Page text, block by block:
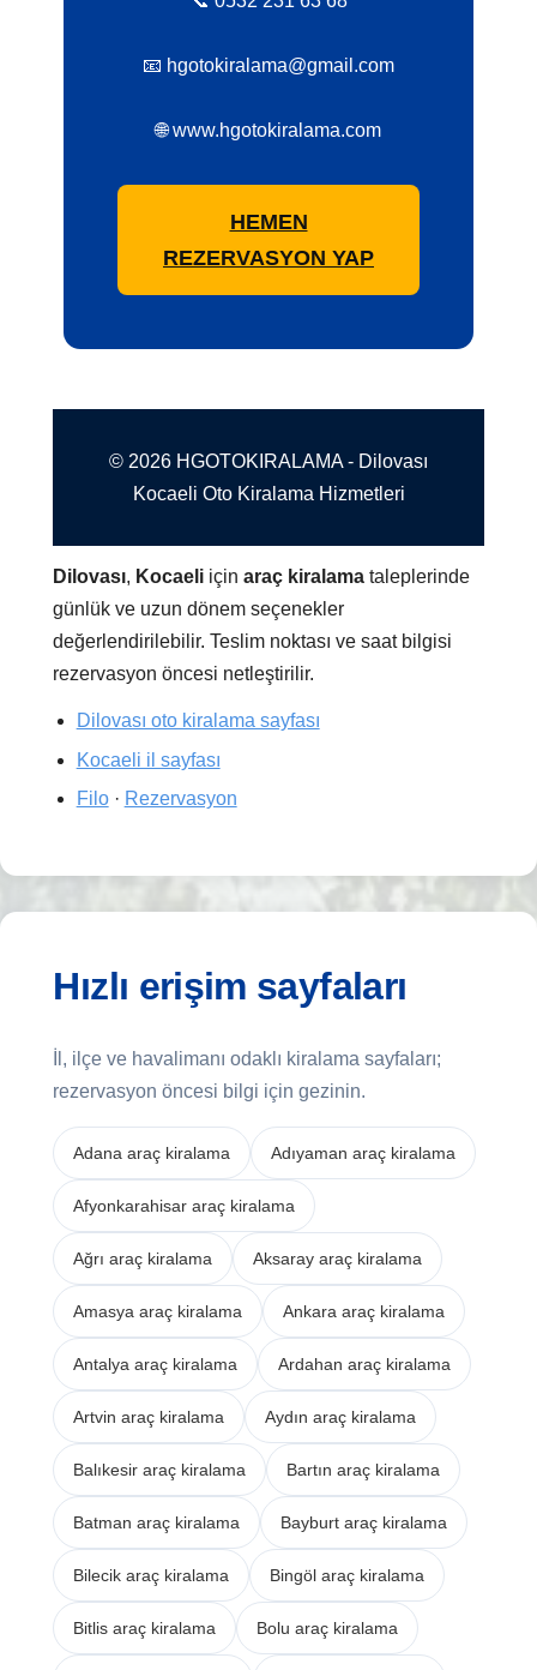
📧 hgotokiralama@gmail.com
🌐 www.hgotokiralama.com
HEMEN
REZERVASYON YAP
© 2026 HGOTOKIRALAMA - Dilovası
Kocaeli Oto Kiralama Hizmetleri
Dilovası, Kocaeli içinaraç kiralama taleplerinde
günlük ve uzun dönem seçenekler
değerlendirilebilir. Teslim noktası ve saat bilgisi
rezervasyon öncesi netleştirilir.
Dilovası oto kiralama sayfası
Kocaeli il sayfası
Filo· Rezervasyon
Hızlı erişim sayfaları
İl, ilçe ve havalimanı odaklı kiralama sayfaları;
rezervasyon öncesi bilgi için gezinin.
Adana araç kiralama Adıyaman araç kiralama
Afyonkarahisar araç kiralama
Ağrı araç kiralama Aksaray araç kiralama
Amasya araç kiralama Ankara araç kiralama
Antalya araç kiralama Ardahan araç kiralama
Artvin araç kiralama Aydın araç kiralama
Balıkesir araç kiralama Bartın araç kiralama
Batman araç kiralama Bayburt araç kiralama
Bilecik araç kiralama Bingöl araç kiralama
Bitlis araç kiralama Bolu araç kiralama